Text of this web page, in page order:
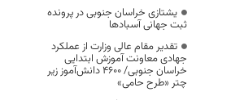
یشتازی خراسان جنوبی در پرونده
ثبت جهانی آسبادها
تقدیر مقام عالی وزارت از عملکرد
جهادی معاونت آموزش ابتدایی
خراسان جنوبی/ ۴۶۰۰ دانش‌آموز زیر
چتر «طرح حامی»